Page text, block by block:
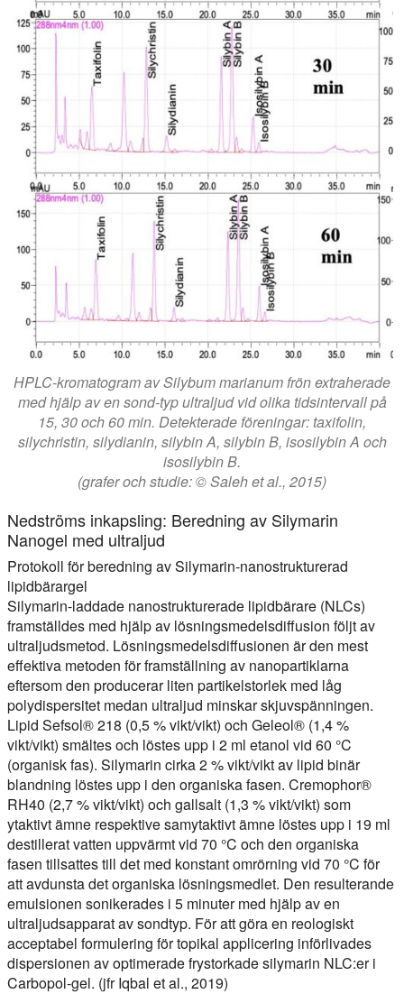
HPLC-kromatogram av Silybum marianum frön extraherade
med hjälp av en sond-typ ultraljud vid olika tidsintervall på
15, 30 och 60 min. Detekterade föreningar: taxifolin,
silychristin, silydianin, silybin A, silybin B, isosilybin A och
isosilybin B.
(grafer och studie: © Saleh et al., 2015)
Nedströms inkapsling: Beredning av Silymarin
Nanogel med ultraljud
Protokoll för beredning av Silymarin-nanostrukturerad
lipidbärargel
Silymarin-laddade nanostrukturerade lipidbärare (NLCs)
framställdes med hjälp av lösningsmedelsdiffusion följt av
ultraljudsmetod. Lösningsmedelsdiffusionen är den mest
effektiva metoden för framställning av nanopartiklarna
eftersom den producerar liten partikelstorlek med låg
polydispersitet medan ultraljud minskar skjuvspänningen.
Lipid Sefsol® 218 (0,5 % vikt/vikt) och Geleol® (1,4 %
vikt/vikt) smältes och löstes upp i 2 ml etanol vid 60 °C
(organisk fas). Silymarin cirka 2 % vikt/vikt av lipid binär
blandning löstes upp i den organiska fasen. Cremophor®
RH40 (2,7 % vikt/vikt) och gallsalt (1,3 % vikt/vikt) som
ytaktivt ämne respektive samytaktivt ämne löstes upp i 19 ml
destillerat vatten uppvärmt vid 70 °C och den organiska
fasen tillsattes till det med konstant omrörning vid 70 °C för
att avdunsta det organiska lösningsmedlet. Den resulterande
emulsionen sonikerades i 5 minuter med hjälp av en
ultraljudsapparat av sondtyp. För att göra en reologiskt
acceptabel formulering för topikal applicering införlivades
dispersionen av optimerade frystorkade silymarin NLC:er i
Carbopol-gel. (jfr Iqbal et al., 2019)